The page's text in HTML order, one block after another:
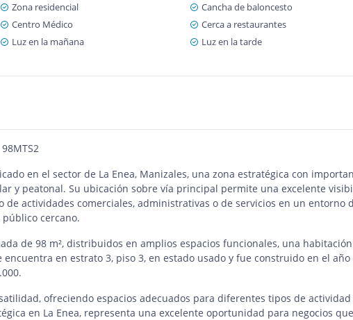
Zona residencial
Cancha de baloncesto
Centro Médico
Cerca a restaurantes
Luz en la mañana Luz en la tarde
en el sector de La Enea, Manizales, una zona estratégica con
y peatonal. Su ubicación sobre vía principal permite una excelente
de actividades comerciales, administrativas o de servicios en un entorno
cercano.
de 98 m², distribuidos en amplios espacios funcionales, una
en estrato 3, piso 3, en estado usado y fue construido en el año
ofreciendo espacios adecuados para diferentes tipos de actividad
en La Enea, representa una excelente oportunidad para negocios que